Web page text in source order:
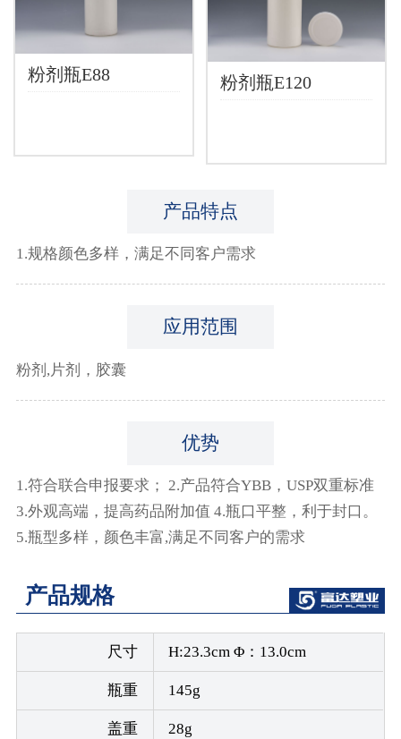
粉剂瓶E88 粉剂瓶E120
产品特点
1.规格颜色多样，满足不同客户需求
应用范围
粉剂,片剂，胶囊
优势
1.符合联合申报要求； 2.产品符合YBB，USP双重标准
3.外观高端，提高药品附加值 4.瓶口平整，利于封口。
5.瓶型多样，颜色丰富,满足不同客户的需求
产品规格
尺寸 H:23.3cm Φ：13.0cm
瓶重 145g
盖重 28g